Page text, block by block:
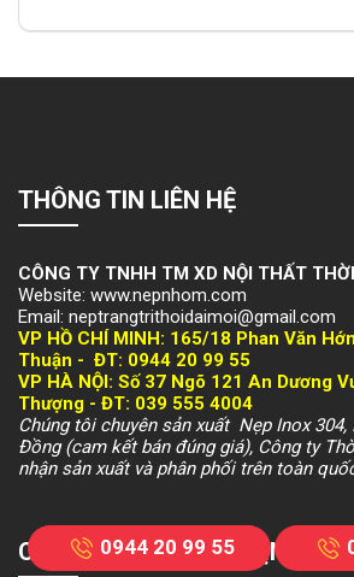
THÔNG TIN LIÊN HỆ
CÔNG TY TNHH TM XD NỘI THẤT
Website: www.nepnhom.com
Email: neptrangtrithoidaimoi@gmail.com
VP HỒ CHÍ MINH: 165/18 Phan Văn
Thuận - ĐT: 0944 20 99 55
VP HÀ NỘI: Số 37 Ngõ 121 An Dương
Thượng - ĐT: 039 555 4004
Chúng tôi chuyên sản xuất Nẹp Inox 304,
Đồng (cam kết bán đúng giá), Công ty
nhận sản xuất và phân phối trên toàn
CHÍNH SÁCH & QUY ĐỊNH
0944 20 99 55